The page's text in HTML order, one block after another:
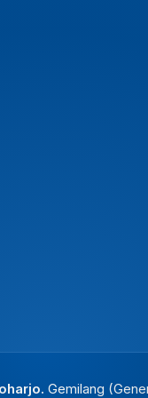
Gemilang